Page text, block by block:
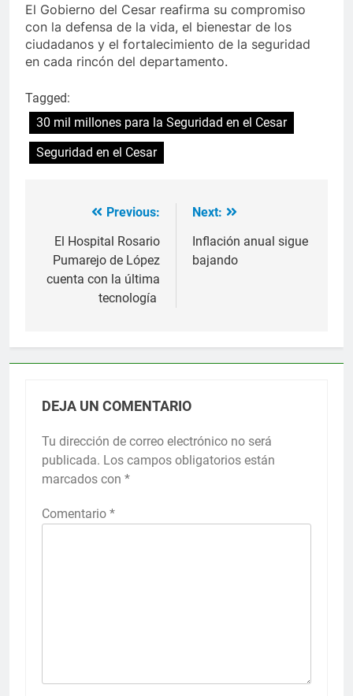
El Gobierno del Cesar reafirma su compromiso
con la defensa de la vida, el bienestar de los
ciudadanos y el fortalecimiento de la seguridad
en cada rincón del departamento.
Tagged:
30 mil millones para la Seguridad en el Cesar
Seguridad en el Cesar
Navegación
de
entradas
Previous:
El Hospital Rosario
Pumarejo de López
cuenta con la última
tecnología
Next:
Inflación anual sigue
bajando
DEJA UN COMENTARIO
Tu dirección de correo electrónico no será
publicada. Los campos obligatorios están
marcados con *
Comentario *